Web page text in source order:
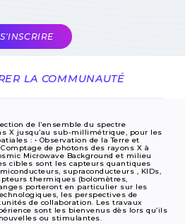
S'INSCRIRE
LA COMMUNAUTÉ
de l’ensemble du spectre
X jusqu’au sub-millimétrique, pour les
: • Observation de la Terre et
de photons des rayons X à
Microwave Background et milieu
cibles sont les capteurs quantiques
supraconducteurs , KIDs,
thermiques (bolomètres,
porteront en particulier sur les
les perspectives de
de collaboration. Les travaux
sont les bienvenus dès lors qu’ils
ou stimulantes.